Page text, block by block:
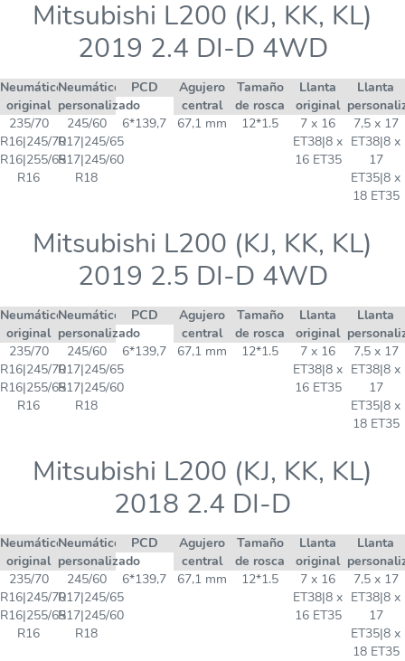
Mitsubishi L200 (KJ, KK, KL)
2019 2.4 DI-D 4WD
Neumático
original
Neumático
personalizado
PCD
Agujero
central
Tamaño
de rosca
Llanta
original
Llanta
235/70
R16|245/70
R16|255/65
R16
245/60
R17|245/65
R17|245/60
R18
6*139,7 67,1 mm 12*1.5
7 x 16
ET38|8 x
16 ET35
7,5 x 17
ET38|8 x
17
ET35|8 x
18 ET35
Mitsubishi L200 (KJ, KK, KL)
2019 2.5 DI-D 4WD
Neumático
original
Neumático
personalizado
PCD
Agujero
central
Tamaño
de rosca
Llanta
original
Llanta
235/70
R16|245/70
R16|255/65
R16
245/60
R17|245/65
R17|245/60
R18
6*139,7 67,1 mm 12*1.5
7 x 16
ET38|8 x
16 ET35
7,5 x 17
ET38|8 x
17
ET35|8 x
18 ET35
Mitsubishi L200 (KJ, KK, KL)
2018 2.4 DI-D
Neumático
original
Neumático
personalizado
PCD
Agujero
central
Tamaño
de rosca
Llanta
original
Llanta
235/70
R16|245/70
R16|255/65
R16
245/60
R17|245/65
R17|245/60
R18
6*139,7 67,1 mm 12*1.5
7 x 16
ET38|8 x
16 ET35
7,5 x 17
ET38|8 x
17
ET35|8 x
18 ET35